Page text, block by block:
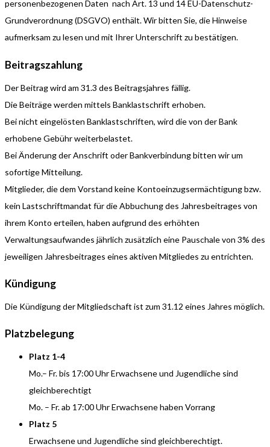
personenbezogenen Daten nach Art. 13 und 14 EU-Datenschutz-
Grundverordnung (DSGVO) enthält. Wir bitten Sie, die Hinweise
aufmerksam zu lesen und mit Ihrer Unterschrift zu bestätigen.
Beitragszahlung
Der Beitrag wird am 31.3 des Beitragsjahres fällig.
Die Beiträge werden mittels Banklastschrift erhoben.
Bei nicht eingelösten Banklastschriften, wird die von der Bank
erhobene Gebühr weiterbelastet.
Bei Änderung der Anschrift oder Bankverbindung bitten wir um
sofortige Mitteilung.
Mitglieder, die dem Vorstand keine Kontoeinzugsermächtigung bzw.
kein Lastschriftmandat für die Abbuchung des Jahresbeitrages von
ihrem Konto erteilen, haben aufgrund des erhöhten
Verwaltungsaufwandes jährlich zusätzlich eine Pauschale von 3% des
jeweiligen Jahresbeitrages eines aktiven Mitgliedes zu entrichten.
Kündigung
Die Kündigung der Mitgliedschaft ist zum 31.12 eines Jahres möglich.
Platzbelegung
Platz 1-4
Mo.– Fr. bis 17:00 Uhr Erwachsene und Jugendliche sind
gleichberechtigt
Mo. – Fr. ab 17:00 Uhr Erwachsene haben Vorrang
Platz 5
Erwachsene und Jugendliche sind gleichberechtigt.